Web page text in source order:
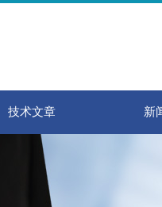
技术文章 新